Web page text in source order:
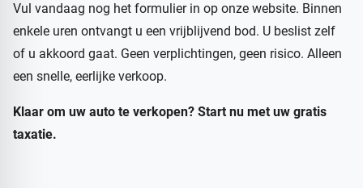
Vul vandaag nog het formulier in op onze website. Binnen
enkele uren ontvangt u een vrijblijvend bod. U beslist zelf
of u akkoord gaat. Geen verplichtingen, geen risico. Alleen
een snelle, eerlijke verkoop.
Klaar om uw auto te verkopen? Start nu met uw gratis
taxatie.